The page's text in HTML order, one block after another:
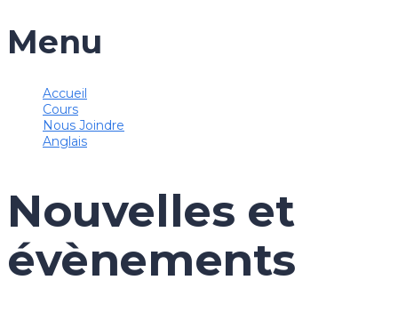
Menu
Accueil
Cours
Nous Joindre
Anglais
Nouvelles et
évènements